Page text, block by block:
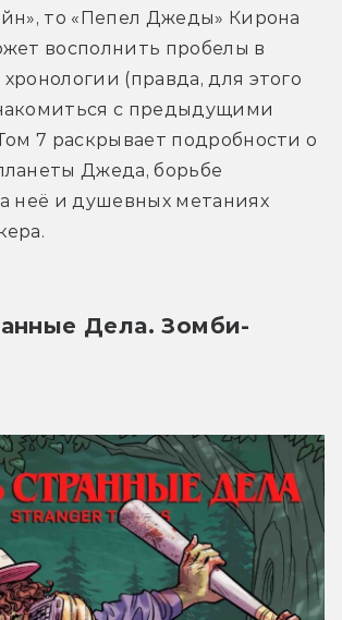
то «Пепел Джеды» Кирона
восполнить пробелы в
(правда, для этого
с предыдущими
7 раскрывает подробности о
Джеда, борьбе
неё и душевных метаниях
Дела. Зомби-